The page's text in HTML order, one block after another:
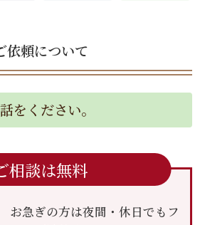
依頼について
をください。
相談は無料
急ぎの方は夜間・休日でもフ